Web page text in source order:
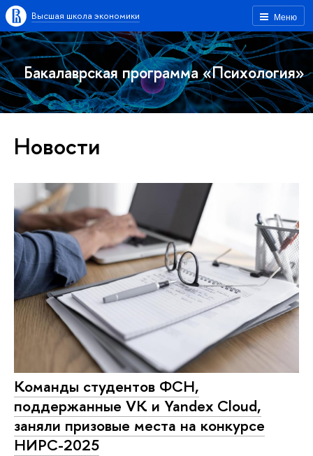
Меню
Высшая школа экономики
Бакалаврская программа «Психология»
Новости
Команды студентов ФСН,
поддержанные VK и Yandex Cloud,
заняли призовые места на конкурсе
НИРС-2025